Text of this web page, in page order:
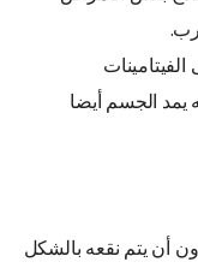
يمد الجسم أيضا
أن يتم نقعه بالشكل